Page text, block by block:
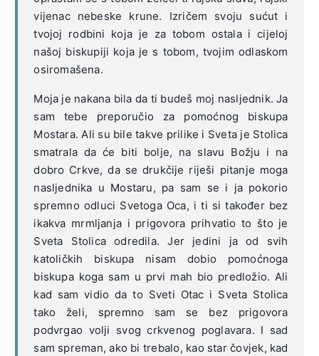
vijenac nebeske krune. Izričem svoju sućut i
tvojoj rodbini koja je za tobom ostala i cijeloj
našoj biskupiji koja je s tobom, tvojim odlaskom
osiromašena.
Moja je nakana bila da ti budeš moj nasljednik. Ja
sam tebe preporučio za pomoćnog biskupa
Mostara. Ali su bile takve prilike i Sveta je Stolica
smatrala da će biti bolje, na slavu Božju i na
dobro Crkve, da se drukčije riješi pitanje moga
nasljednika u Mostaru, pa sam se i ja pokorio
spremno odluci Svetoga Oca, i ti si također bez
ikakva mrmljanja i prigovora prihvatio to što je
Sveta Stolica odredila. Jer jedini ja od svih
katoličkih biskupa nisam dobio pomoćnoga
biskupa koga sam u prvi mah bio predložio. Ali
kad sam vidio da to Sveti Otac i Sveta Stolica
tako želi, spremno sam se bez prigovora
podvrgao volji svog crkvenog poglavara. I sad
sam spreman, ako bi trebalo, kao star čovjek, kad